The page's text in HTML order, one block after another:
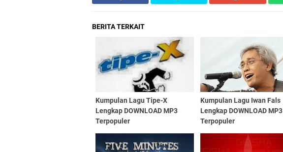
BERITA TERKAIT
Kumpulan Lagu Tipe-X
Lengkap DOWNLOAD MP3
Terpopuler
Kumpulan Lagu Iwan Fals
Lengkap DOWNLOAD MP3
Terpopuler